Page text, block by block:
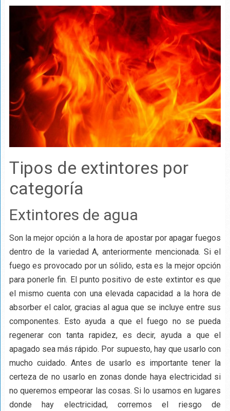
Tipos de extintores por
categoría
Extintores de agua
Son la mejor opción a la hora de apostar por apagar fuegos
dentro de la variedad A, anteriormente mencionada. Si el
fuego es provocado por un sólido, esta es la mejor opción
para ponerle fin. El punto positivo de este extintor es que
el mismo cuenta con una elevada capacidad a la hora de
absorber el calor, gracias al agua que se incluye entre sus
componentes. Esto ayuda a que el fuego no se pueda
regenerar con tanta rapidez, es decir, ayuda a que el
apagado sea más rápido. Por supuesto, hay que usarlo con
mucho cuidado. Antes de usarlo es importante tener la
certeza de no usarlo en zonas donde haya electricidad si
no queremos empeorar las cosas. Si lo usamos en lugares
donde hay electricidad, corremos el riesgo de